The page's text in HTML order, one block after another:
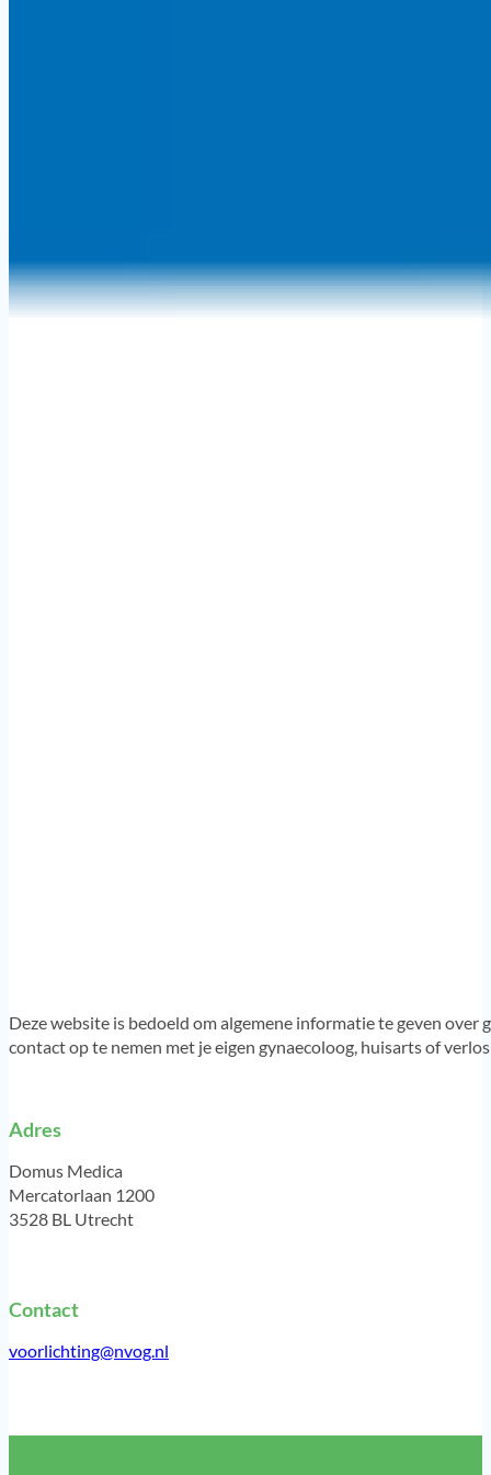
Deze website is bedoeld om algemene informatie te geven
contact op te nemen met je eigen gynaecoloog, huisarts of
Adres
Domus Medica
Mercatorlaan 1200
3528 BL Utrecht
Contact
voorlichting@nvog.nl